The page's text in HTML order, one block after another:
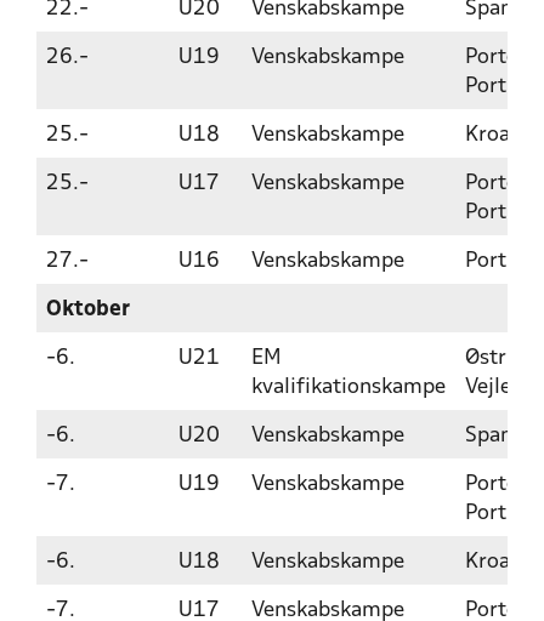
22.- U20 Venskabskampe Spanien
26.- U19 Venskabskampe
Porto,
25.- U18 Venskabskampe
25.- U17 Venskabskampe
Porto,
27.- U16 Venskabskampe
Oktober
-6. U21
EM
kvalifikationskampe
Østrig
Vejle
-6. U20 Venskabskampe Spanien
-7. U19 Venskabskampe
Porto,
-6. U18 Venskabskampe
-7. U17 Venskabskampe
Porto,